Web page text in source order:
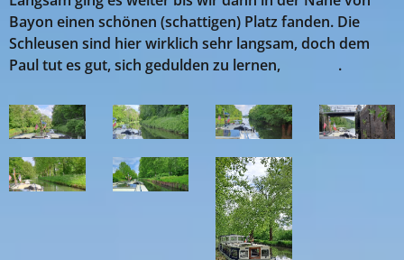
Bayon einen schönen (schattigen) Platz fanden. Die
Schleusen sind hier wirklich sehr langsam, doch dem
Paul tut es gut, sich gedulden zu lernen, 😉😇😍.